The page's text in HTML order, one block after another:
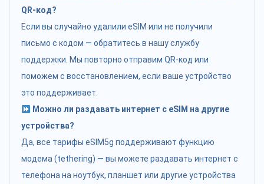
QR-код?
Если вы случайно удалили eSIM или не получили
письмо с кодом — обратитесь в нашу службу
поддержки. Мы повторно отправим QR-код или
поможем с восстановлением, если ваше устройство
это поддерживает.
Можно ли раздавать интернет с eSIM на другие
устройства?
Да, все тарифы eSIM5g поддерживают функцию
модема (tethering) — вы можете раздавать интернет с
телефона на ноутбук, планшет или другие устройства